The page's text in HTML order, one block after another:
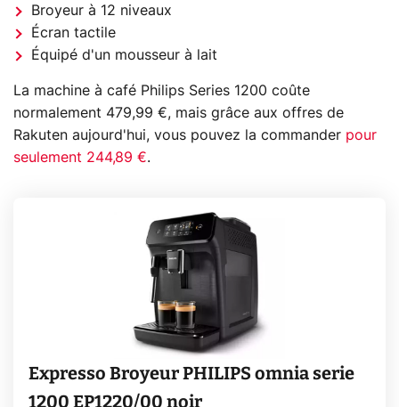
Broyeur à 12 niveaux
Écran tactile
Équipé d'un mousseur à lait
La machine à café Philips Series 1200 coûte
normalement 479,99 €, mais grâce aux offres de
Rakuten aujourd'hui, vous pouvez la commander pour
seulement 244,89 €.
Expresso Broyeur PHILIPS omnia serie
1200 EP1220/00 noir